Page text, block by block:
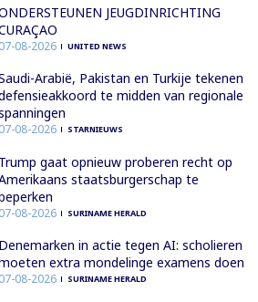
JEUGDINRICHTING
07-08-2026 UNITED NEWS
Arabië, Pakistan en Turkije tekenen
te midden van regionale
07-08-2026 STARNIEUWS
Trump gaat opnieuw proberen recht op
staatsburgerschap te
07-08-2026 SURINAME HERALD
Denemarken in actie tegen AI: scholieren
extra mondelinge examens doen
07-08-2026 SURINAME HERALD